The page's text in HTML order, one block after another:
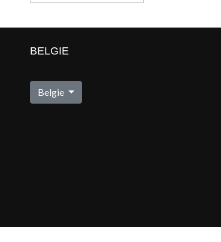
BELGIE
Belgie